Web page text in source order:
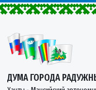
ДУМА ГОРОДА